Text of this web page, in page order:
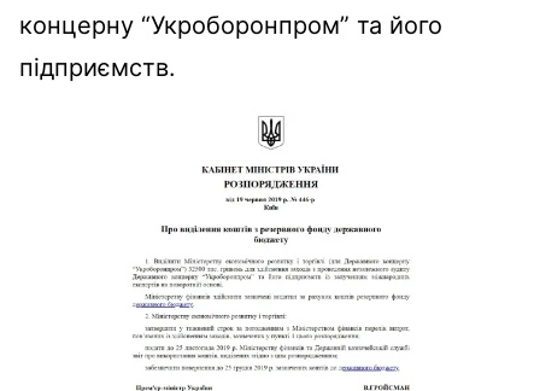
концерну “Укроборонпром” та його
підприємств.